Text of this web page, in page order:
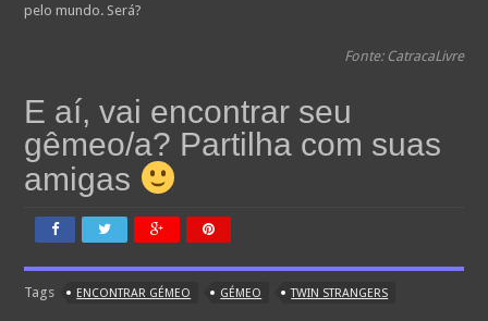
pelo mundo. Será?
Fonte: CatracaLivre
E aí, vai encontrar seu
gêmeo/a? Partilha com suas
amigas
Tags ENCONTRAR GÉMEO GÉMEO TWIN STRANGERS